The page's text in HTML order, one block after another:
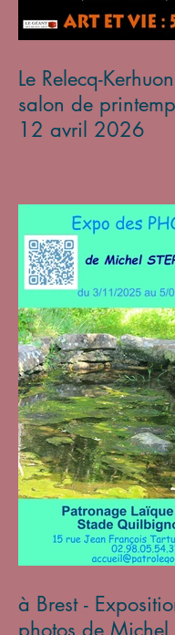
Le Relecq-
salon de
12 avril 2026
à Brest -
photos de Michel